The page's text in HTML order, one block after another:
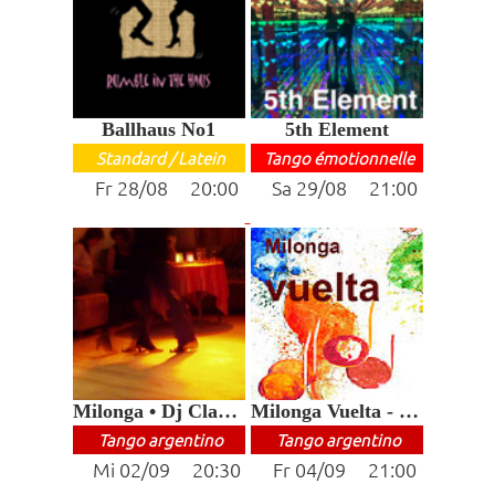
Ballhaus No1
Standard / Latein
Fr 28/08 20:00
5th Element
Tango émotionnelle
Sa 29/08 21:00
Milonga • Dj Claudia
Tango argentino
Mi 02/09 20:30
Milonga Vuelta - DJ Klaus
Tango argentino
Fr 04/09 21:00